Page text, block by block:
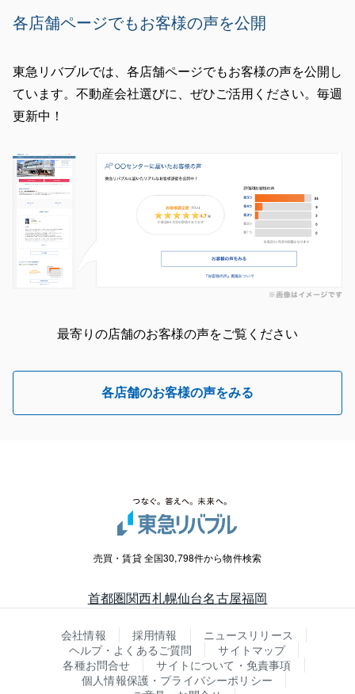
各店舗ページでもお客様の声を公開
東急リバブルでは、各店舗ページでもお客様の声を公開し
ています。不動産会社選びに、ぜひご活用ください。毎週
更新中！
最寄りの店舗のお客様の声をご覧ください
各店舗のお客様の声をみる
売買・賃貸 全国30,798件から物件検索
首都圏関西札幌仙台名古屋福岡
会社情報 採用情報
ニュースリリース
ヘルプ・よくあるご質問
サイトマップ
各種お問合せ
サイトについて・免責事項
個人情報保護・プライバシーポリシー